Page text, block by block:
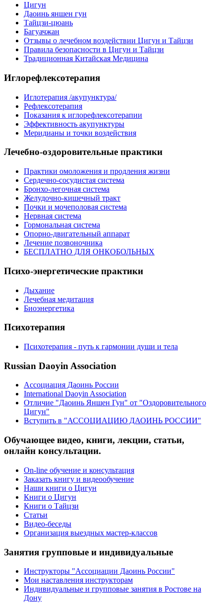
Цигун
Даоинь яншен гун
Тайцзи-цюань
Багуачжан
Отзывы о лечебном воздействии Цигун и Тайцзи
Правила безопасности в Цигун и Тайцзи
Традиционная Китайская Медицина
Иглорефлексотерапия
Иглотерапия /акупунктура/
Рефлексотерапия
Показания к иглорефлексотерапии
Эффективность акупунктуры
Меридианы и точки воздействия
Лечебно-оздоровительные практики
Практики омоложения и продления жизни
Сердечно-сосудистая система
Бронхо-легочная система
Желудочно-кишечный тракт
Почки и мочеполовая система
Нервная система
Гормональная система
Опорно-двигательный аппарат
Лечение позвоночника
БЕСПЛАТНО ДЛЯ ОНКОБОЛЬНЫХ
Психо-энергетические практики
Дыхание
Лечебная медитация
Биоэнергетика
Психотерапия
Психотерапия - путь к гармонии души и тела
Russian Daoyin Association
Ассоциация Даоинь России
International Daoyin Association
Отличие "Даоинь Яншен Гун" от "Оздоровительного
Цигун"
Вступить в "АССОЦИАЦИЮ ДАОИНЬ РОССИИ"
Обучающее видео, книги, лекции, статьи,
онлайн консультации.
On-line обучение и консультация
Заказать книгу и видеообучение
Наши книги о Цигун
Книги о Цигун
Книги о Тайцзи
Статьи
Видео-беседы
Организация выездных мастер-классов
Занятия групповые и индивидуальные
Инструкторы "Ассоциации Даоинь России"
Мои наставления инструкторам
Индивидуальные и групповые занятия в Ростове на
Дону